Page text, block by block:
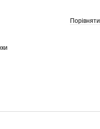
Порівняти